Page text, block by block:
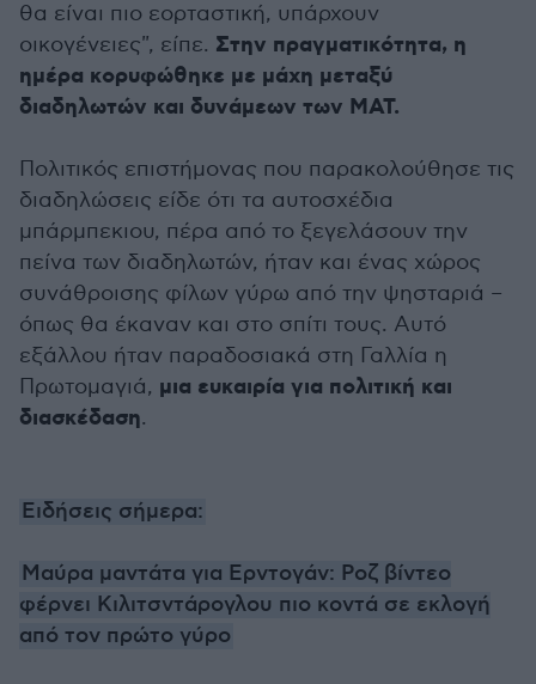
θα είναι πιο εορταστική, υπάρχουν
οικογένειες", είπε. Στην πραγματικότητα, η
ημέρα κορυφώθηκε με μάχη μεταξύ
διαδηλωτών και δυνάμεων των ΜΑΤ.
Πολιτικός επιστήμονας που παρακολούθησε τις
διαδηλώσεις είδε ότι τα αυτοσχέδια
μπάρμπεκιου, πέρα από το ξεγελάσουν την
πείνα των διαδηλωτών, ήταν και ένας χώρος
συνάθροισης φίλων γύρω από την ψησταριά –
όπως θα έκαναν και στο σπίτι τους. Αυτό
εξάλλου ήταν παραδοσιακά στη Γαλλία η
Πρωτομαγιά, μια ευκαιρία για πολιτική και
διασκέδαση.
Ειδήσεις σήμερα:
Μαύρα μαντάτα για Ερντογάν: Ροζ βίντεο
φέρνει Κιλιτσντάρογλου πιο κοντά σε εκλογή
από τον πρώτο γύρο